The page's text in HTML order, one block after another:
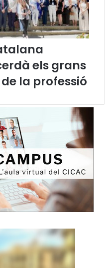
els grans
la professió